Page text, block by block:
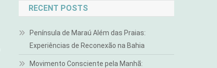
RECENT POSTS
Península de Maraú Além das Praias:
Experiências de Reconexão na Bahia
Movimento Consciente pela Manhã: